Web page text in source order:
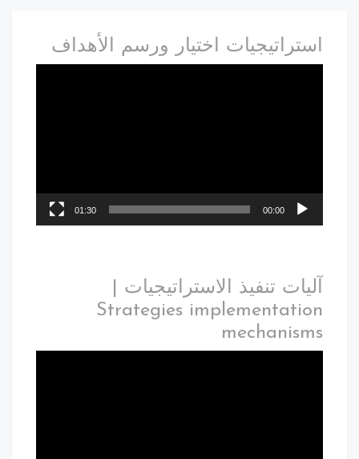
استراتيجيات اختيار ورسم الأهداف
00:00
01:30
آليات تنفيذ الاستراتيجيات |
Strategies implementation
mechanisms